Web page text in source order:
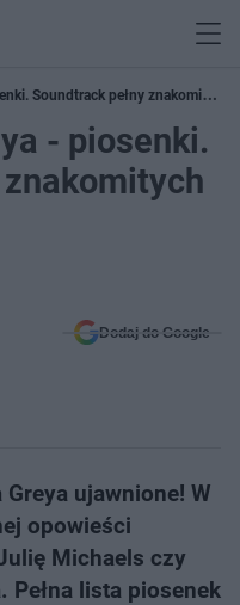
Soundtrack pełny znakomitych
- piosenki.
znakomitych
Dodaj do Google
ujawnione! W
opowieści
Michaels czy
Pełna lista piosenek